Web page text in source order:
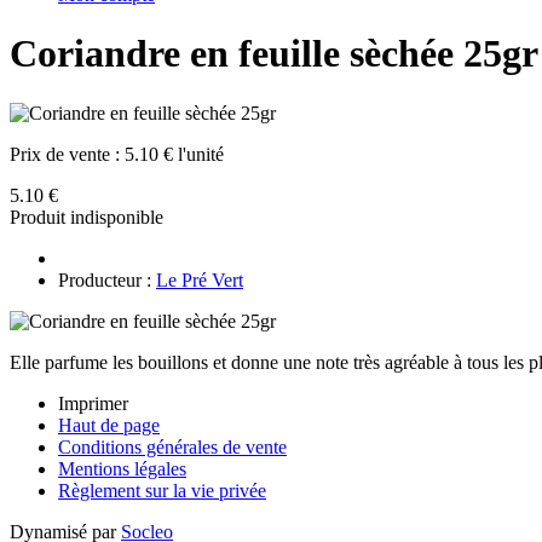
Coriandre en feuille sèchée 25gr
Prix de vente : 5.10 € l'unité
5.10 €
Produit indisponible
Producteur : Le Pré Vert
Elle parfume les bouillons et donne une note très agréable à tous les
Imprimer
Haut de page
Conditions générales de vente
Mentions légales
Règlement sur la vie privée
Dynamisé par Socleo